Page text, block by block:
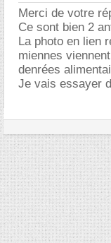
Merci de votre
Ce sont bien 2
La photo en lien
miennes
denrées
Je vais essayer